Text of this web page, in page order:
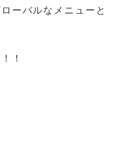
ーバルなメニューと
！